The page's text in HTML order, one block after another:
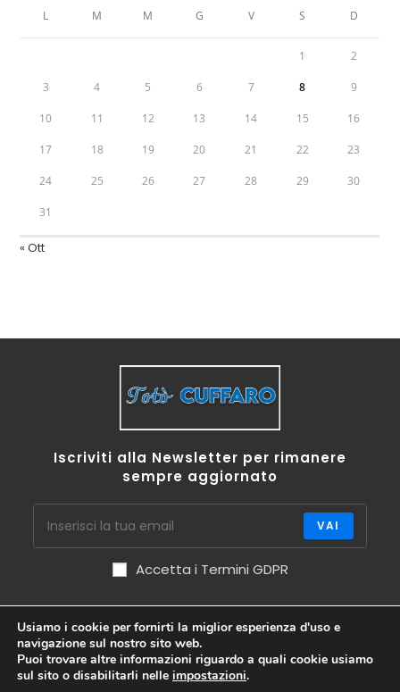
L M M G V S D
1 2
3 4 5 6 7 8 9
10 11 12 13 14 15 16
17 18 19 20 21 22 23
24 25 26 27 28 29 30
31
« Ott
Iscriviti alla Newsletter per rimanere
sempre aggiornato
VAI
Accetta i Termini GDPR
Usiamo i cookie per fornirti la miglior esperienza d'uso e
navigazione sul nostro sito web.
Puoi trovare altre informazioni riguardo a quali cookie usiamo
sul sito o disabilitarli nelle impostazioni.